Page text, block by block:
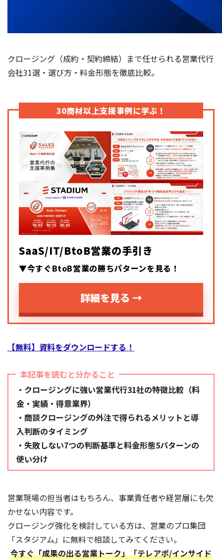
クロージング（成約・契約締結）まで任せられる営業代行
会社31選・選び方・料金形態を徹底比較。
30商材以上支援事例に学ぶ！
SaaS/IT/BtoB営業の手引き
▼今すぐBtoB営業の勝ちパターンを見る！
詳細を見る →
【無料】資料をダウンロードする！
本記事を読むと分かること
・クロージングに強い営業代行31社の特徴比較（料
金・実績・得意業界）
・商談クロージングの外注で得られるメリットと導
入判断のタイミング
・失敗しない7つの判断基準と料金形態5パターンの
使い分け
営業現場の担当者はもちろん、事業責任者や経営層にも欠
かせない内容です。
クロージング強化を検討している方は、営業のプロ集団
「スタジアム」に無料で相談してみてください。
今すぐ「成果の出る営業トーク」「テレアポ/インサイド